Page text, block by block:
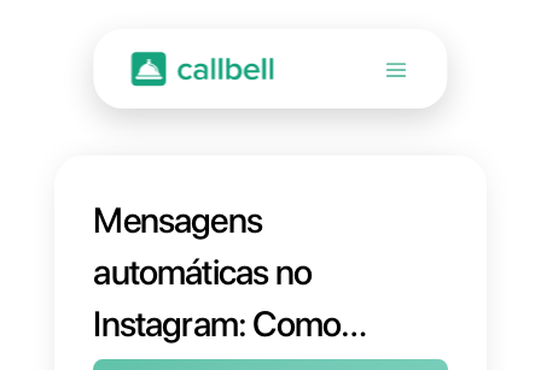
Mensagens
automáticas no